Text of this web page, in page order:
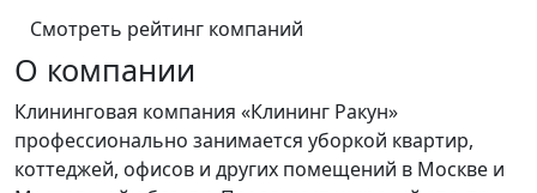
Смотреть рейтинг компаний
О компании
Клининговая компания «Клининг Ракун»
профессионально занимается уборкой квартир,
коттеджей, офисов и других помещений в Москве и